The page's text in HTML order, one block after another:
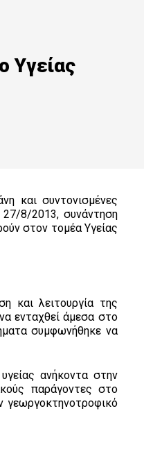
Υγείας
και συντονισμένες
27/8/2013, συνάντηση
στον τομέα Υγείας
και λειτουργία της
ενταχθεί άμεσα στο
συμφωνήθηκε να
ανήκοντα στην
παράγοντες στο
γεωργοκτηνοτροφικό